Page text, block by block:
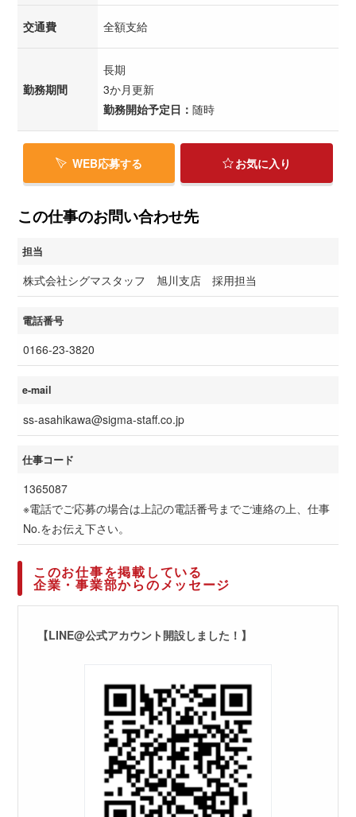
交通費 全額支給
勤務期間
長期
3か月更新
勤務開始予定日： 随時
WEB応募する お気に入り
この仕事のお問い合わせ先
担当
株式会社シグマスタッフ 旭川支店 採用担当
電話番号
0166-23-3820
e-mail
ss-asahikawa@sigma-staff.co.jp
仕事コード
1365087
※電話でご応募の場合は上記の電話番号までご連絡の上、仕事
No.をお伝え下さい。
このお仕事を掲載している
企業・事業部からのメッセージ
【LINE@公式アカウント開設しました！】